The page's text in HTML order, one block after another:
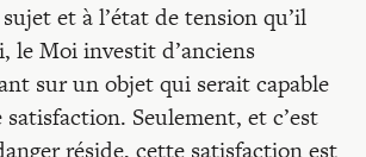
et à l’état de tension qu’il
le Moi investit d’anciens
sur un objet qui serait capable
satisfaction. Seulement, et c’est
réside, cette satisfaction est